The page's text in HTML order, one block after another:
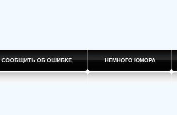
ОБ ОШИБКЕ НЕМНОГО ЮМОРА